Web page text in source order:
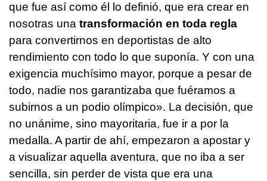
que fue así como él lo definió, que era crear en
nosotras una transformación en toda regla
para convertirnos en deportistas de alto
rendimiento con todo lo que suponía. Y con una
exigencia muchísimo mayor, porque a pesar de
todo, nadie nos garantizaba que fuéramos a
subirnos a un podio olímpico». La decisión, que
no unánime, sino mayoritaria, fue ir a por la
medalla. A partir de ahí, empezaron a apostar y
a visualizar aquella aventura, que no iba a ser
sencilla, sin perder de vista que era una